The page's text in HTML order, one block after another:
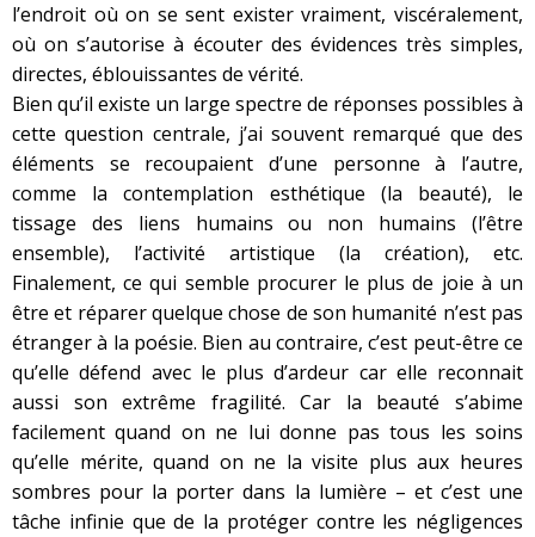
l’endroit où on se sent exister vraiment, viscéralement,
où on s’autorise à écouter des évidences très simples,
directes, éblouissantes de vérité.
Bien qu’il existe un large spectre de réponses possibles à
cette question centrale, j’ai souvent remarqué que des
éléments se recoupaient d’une personne à l’autre,
comme la contemplation esthétique (la beauté), le
tissage des liens humains ou non humains (l’être
ensemble), l’activité artistique (la création), etc.
Finalement, ce qui semble procurer le plus de joie à un
être et réparer quelque chose de son humanité n’est pas
étranger à la poésie. Bien au contraire, c’est peut-être ce
qu’elle défend avec le plus d’ardeur car elle reconnait
aussi son extrême fragilité. Car la beauté s’abime
facilement quand on ne lui donne pas tous les soins
qu’elle mérite, quand on ne la visite plus aux heures
sombres pour la porter dans la lumière – et c’est une
tâche infinie que de la protéger contre les négligences